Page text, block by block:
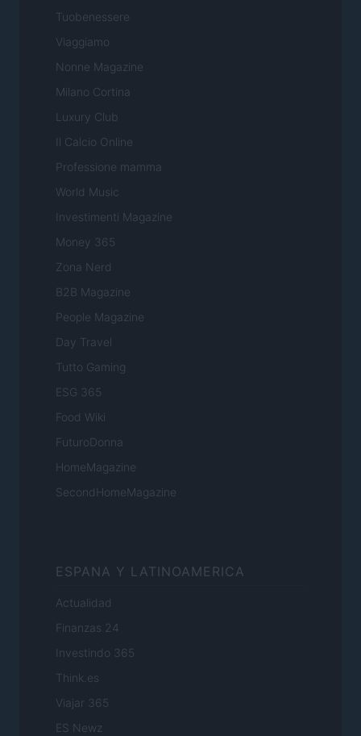
Tuobenessere
Viaggiamo
Nonne Magazine
Milano Cortina
Luxury Club
Il Calcio Online
Professione mamma
World Music
Investimenti Magazine
Money 365
Zona Nerd
B2B Magazine
People Magazine
Day Travel
Tutto Gaming
ESG 365
Food Wiki
FuturoDonna
HomeMagazine
SecondHomeMagazine
ESPANA Y LATINOAMERICA
Actualidad
Finanzas 24
Investindo 365
Think.es
Viajar 365
ES Newz